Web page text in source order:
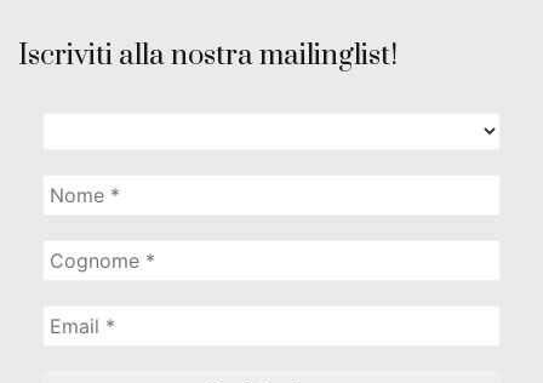
Iscriviti alla nostra mailinglist!